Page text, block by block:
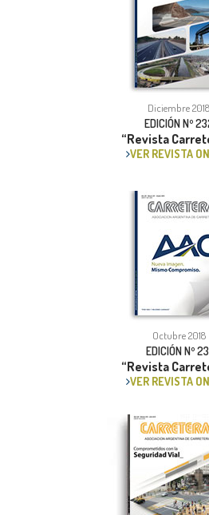
Diciembre 2018
EDICIÓN Nº
“Revista
VER REVISTA
Octubre 2018
EDICIÓN Nº
“Revista
VER REVISTA